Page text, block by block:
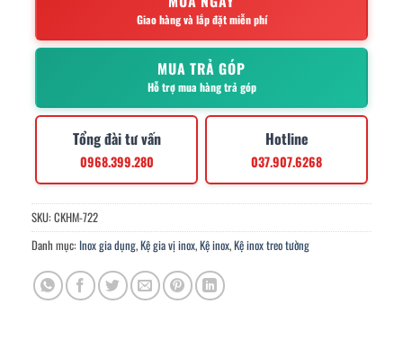
Giao hàng và lắp đặt miễn phí
MUA TRẢ GÓP
Hỗ trợ mua hàng trả góp
Tổng đài tư vấn
0968.399.280
Hotline
037.907.6268
SKU: CKHM-722
Danh mục: Inox gia dụng,Kệ gia vị inox,Kệ inox,Kệ inox treo tường